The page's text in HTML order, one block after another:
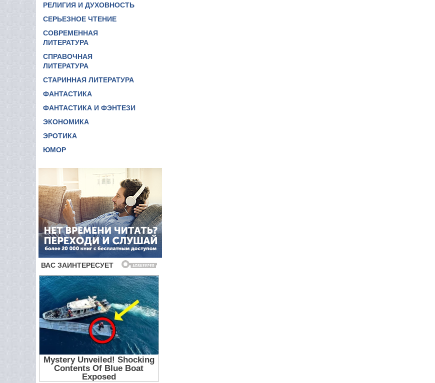
РЕЛИГИЯ И ДУХОВНОСТЬ
СЕРЬЕЗНОЕ ЧТЕНИЕ
СОВРЕМЕННАЯ
ЛИТЕРАТУРА
СПРАВОЧНАЯ
ЛИТЕРАТУРА
СТАРИННАЯ ЛИТЕРАТУРА
ФАНТАСТИКА
ФАНТАСТИКА И ФЭНТЕЗИ
ЭКОНОМИКА
ЭРОТИКА
ЮМОР